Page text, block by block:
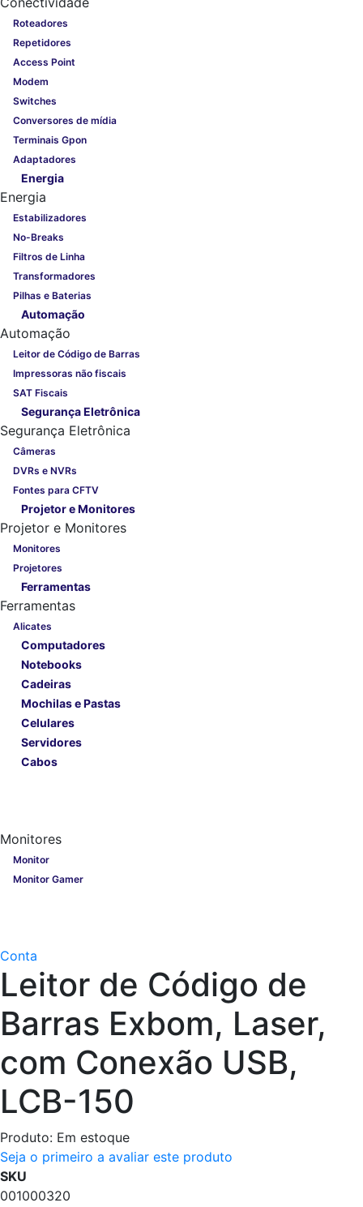
Roteadores
Repetidores
Access Point
Modem
Switches
Conversores de mídia
Terminais Gpon
Adaptadores
Energia
Energia
Estabilizadores
No-Breaks
Filtros de Linha
Transformadores
Pilhas e Baterias
Automação
Automação
Leitor de Código de Barras
Impressoras não fiscais
SAT Fiscais
Segurança Eletrônica
Segurança Eletrônica
Câmeras
DVRs e NVRs
Fontes para CFTV
Projetor e Monitores
Projetor e Monitores
Monitores
Projetores
Ferramentas
Ferramentas
Alicates
Computadores
Notebooks
Cadeiras
Mochilas e Pastas
Celulares
Servidores
Cabos
Monitores
Monitor
Monitor Gamer
Conta
Leitor de Código de
Barras Exbom, Laser,
com Conexão USB,
LCB-150
Produto: Em estoque
Seja o primeiro a avaliar este produto
SKU
001000320